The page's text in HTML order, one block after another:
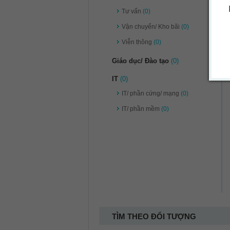
Tư vấn (0)
Vận chuyển/ Kho bãi (0)
Viễn thông (0)
Giáo dục/ Đào tạo (0)
IT (0)
IT/ phần cứng/ mạng (0)
IT/ phần mềm (0)
TÌM THEO ĐỐI TƯỢNG